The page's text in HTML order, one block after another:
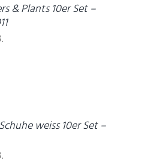
& Plants 10er Set –
weiss 10er Set –